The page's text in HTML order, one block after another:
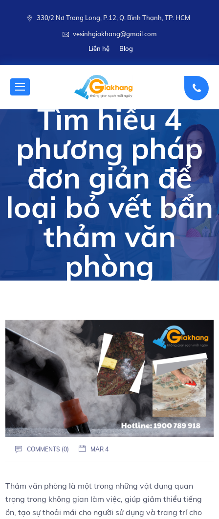
330/2 Nơ Trang Long, P.12, Q. Bình Thạnh, TP. HCM
vesinhgiakhang@gmail.com
Liên hệ
Blog
Tìm hiểu 4
phương pháp
đơn giản để
loại bỏ vết bẩn
thảm văn
phòng
COMMENTS (0) MAR 4
Thảm văn phòng là một trong những vật dụng quan
trọng trong không gian làm việc, giúp giảm thiểu tiếng
ồn, tạo sự thoải mái cho người sử dụng và trang trí cho